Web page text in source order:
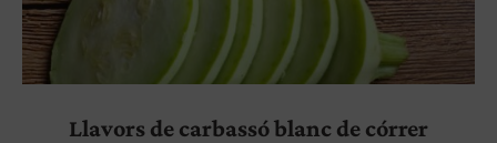
Llavors de carbassó blanc de córrer